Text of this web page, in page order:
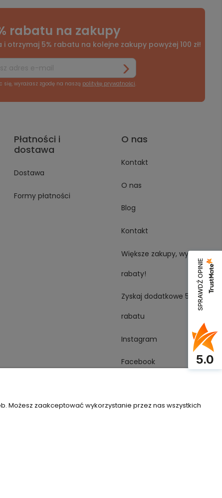
rabatu na zakupy
otrzymaj 5% rabatu na kolejne zakupy powyżej 100 zł!
się, wyrażasz zgodę na naszą politykę prywatności.
Płatności i
dostawa
Dostawa
Formy płatności
O nas
Kontakt
O nas
Blog
Kontakt
Większe zakupy, wyższe
rabaty!
Zyskaj dodatkowe 5%
rabatu
Instagram
Facebook
SPRAWDŹ OPINIE
5.0
Możesz zaakceptować wykorzystanie przez nas wszystkich